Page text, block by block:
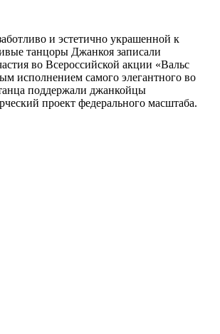
и эстетично украшенной к
танцоры Джанкоя записали
во Всероссийской акции «Вальс
исполнением самого элегантного во
поддержали джанкойцы
проект федерального масштаба.